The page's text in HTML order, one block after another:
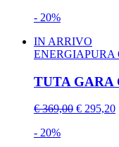
- 20%
IN ARRIVO
ENERGIAPURA
TUTA GARA
€ 369,00 € 295,20
- 20%